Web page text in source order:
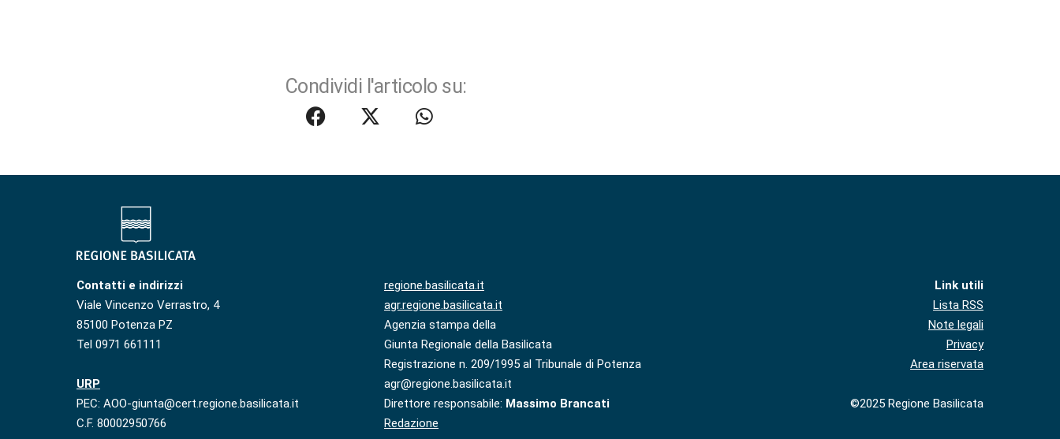
Condividi l'articolo su:
Contatti e indirizzi
Viale Vincenzo Verrastro, 4
85100 Potenza PZ
Tel 0971 661111
URP
PEC: AOO-giunta@cert.regione.basilicata.it
C.F. 80002950766
regione.basilicata.it
agr.regione.basilicata.it
Agenzia stampa della
Giunta Regionale della Basilicata
Registrazione n. 209/1995 al Tribunale di Potenza
agr@regione.basilicata.it
Direttore responsabile: Massimo Brancati
Redazione
Link utili
Lista RSS
Note legali
Privacy
Area riservata
©2025 Regione Basilicata